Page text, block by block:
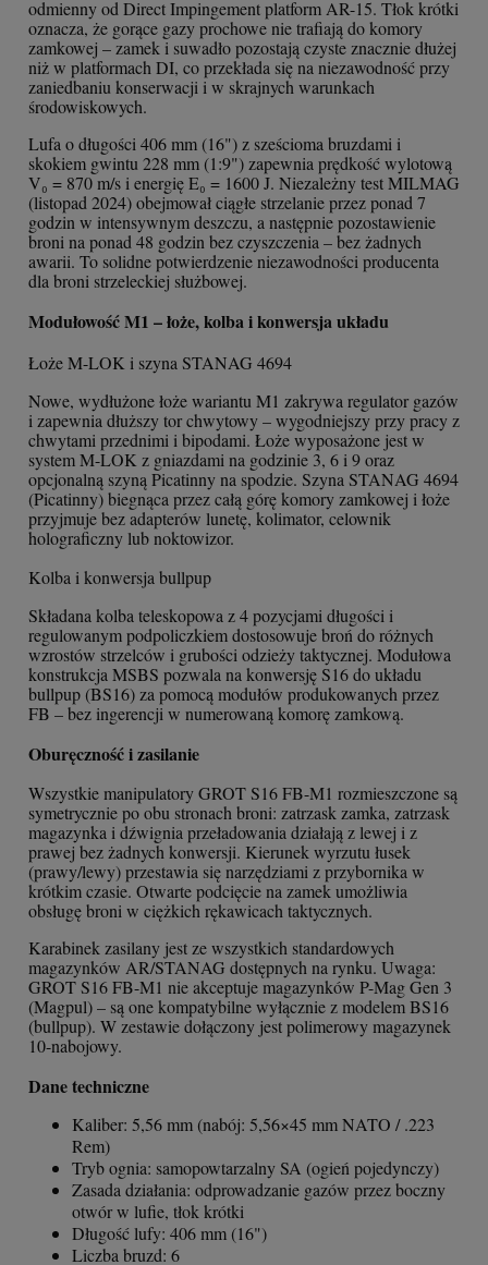
odmienny od Direct Impingement platform AR-15. Tłok krótki
oznacza, że gorące gazy prochowe nie trafiają do komory
zamkowej – zamek i suwadło pozostają czyste znacznie dłużej
niż w platformach DI, co przekłada się na niezawodność przy
zaniedbaniu konserwacji i w skrajnych warunkach
środowiskowych.
Lufa o długości 406 mm (16") z sześcioma bruzdami i
skokiem gwintu 228 mm (1:9") zapewnia prędkość wylotową
V₀ = 870 m/s i energię E₀ = 1600 J. Niezależny test MILMAG
(listopad 2024) obejmował ciągłe strzelanie przez ponad 7
godzin w intensywnym deszczu, a następnie pozostawienie
broni na ponad 48 godzin bez czyszczenia – bez żadnych
awarii. To solidne potwierdzenie niezawodności producenta
dla broni strzeleckiej służbowej.
Modułowość M1 – łoże, kolba i konwersja układu
Łoże M-LOK i szyna STANAG 4694
Nowe, wydłużone łoże wariantu M1 zakrywa regulator gazów
i zapewnia dłuższy tor chwytowy – wygodniejszy przy pracy z
chwytami przednimi i bipodami. Łoże wyposażone jest w
system M-LOK z gniazdami na godzinie 3, 6 i 9 oraz
opcjonalną szyną Picatinny na spodzie. Szyna STANAG 4694
(Picatinny) biegnąca przez całą górę komory zamkowej i łoże
przyjmuje bez adapterów lunetę, kolimator, celownik
holograficzny lub noktowizor.
Kolba i konwersja bullpup
Składana kolba teleskopowa z 4 pozycjami długości i
regulowanym podpoliczkiem dostosowuje broń do różnych
wzrostów strzelców i grubości odzieży taktycznej. Modułowa
konstrukcja MSBS pozwala na konwersję S16 do układu
bullpup (BS16) za pomocą modułów produkowanych przez
FB – bez ingerencji w numerowaną komorę zamkową.
Oburęczność i zasilanie
Wszystkie manipulatory GROT S16 FB-M1 rozmieszczone są
symetrycznie po obu stronach broni: zatrzask zamka, zatrzask
magazynka i dźwignia przeładowania działają z lewej i z
prawej bez żadnych konwersji. Kierunek wyrzutu łusek
(prawy/lewy) przestawia się narzędziami z przybornika w
krótkim czasie. Otwarte podcięcie na zamek umożliwia
obsługę broni w ciężkich rękawicach taktycznych.
Karabinek zasilany jest ze wszystkich standardowych
magazynków AR/STANAG dostępnych na rynku. Uwaga:
GROT S16 FB-M1 nie akceptuje magazynków P-Mag Gen 3
(Magpul) – są one kompatybilne wyłącznie z modelem BS16
(bullpup). W zestawie dołączony jest polimerowy magazynek
10-nabojowy.
Dane techniczne
Kaliber: 5,56 mm (nabój: 5,56×45 mm NATO / .223
Rem)
Tryb ognia: samopowtarzalny SA (ogień pojedynczy)
Zasada działania: odprowadzanie gazów przez boczny
otwór w lufie, tłok krótki
Długość lufy: 406 mm (16")
Liczba bruzd: 6